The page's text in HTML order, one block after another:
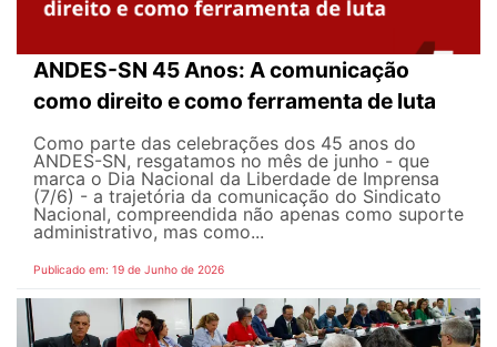
ANDES-SN 45 Anos: A comunicação
como direito e como ferramenta de luta
Como parte das celebrações dos 45 anos do
ANDES-SN, resgatamos no mês de junho - que
marca o Dia Nacional da Liberdade de Imprensa
(7/6) - a trajetória da comunicação do Sindicato
Nacional, compreendida não apenas como suporte
administrativo, mas como...
Publicado em: 19 de Junho de 2026